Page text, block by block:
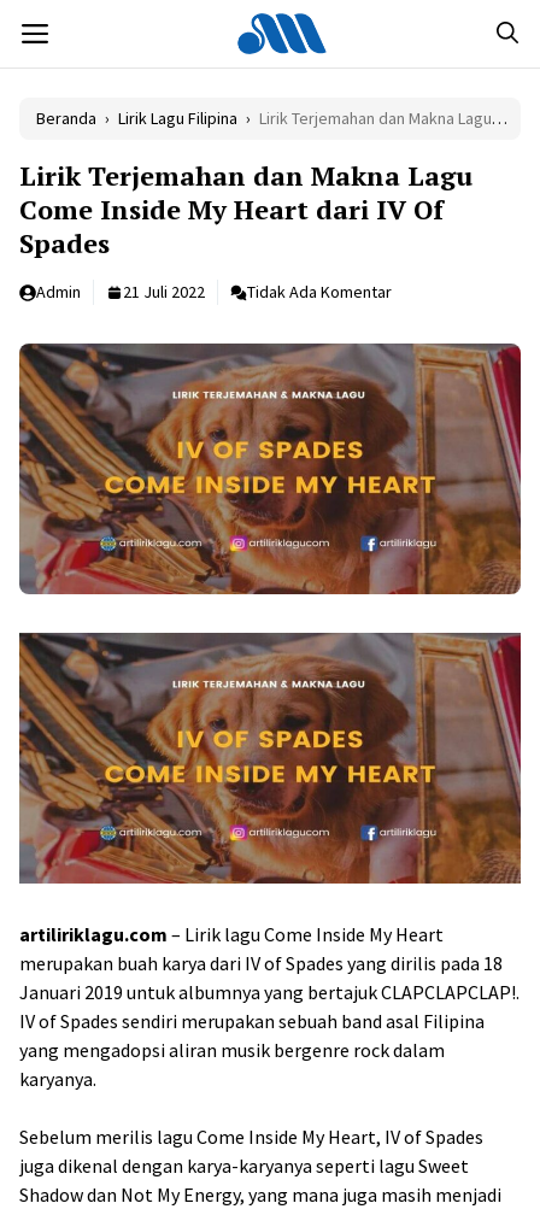
isi
MENU
Beranda › Lirik Lagu Filipina › Lirik Terjemahan dan Makna Lagu Come Inside My Heart dari IV Of Spades
Lirik Terjemahan dan Makna Lagu
Come Inside My Heart dari IV Of
Spades
Admin 21 Juli 2022 Tidak Ada Komentar
artiliriklagu.com – Lirik lagu Come Inside My Heart
merupakan buah karya dari IV of Spades yang dirilis pada 18
Januari 2019 untuk albumnya yang bertajuk CLAPCLAPCLAP!.
IV of Spades sendiri merupakan sebuah band asal Filipina
yang mengadopsi aliran musik bergenre rock dalam
karyanya.
Sebelum merilis lagu Come Inside My Heart, IV of Spades
juga dikenal dengan karya-karyanya seperti lagu Sweet
Shadow dan Not My Energy, yang mana juga masih menjadi